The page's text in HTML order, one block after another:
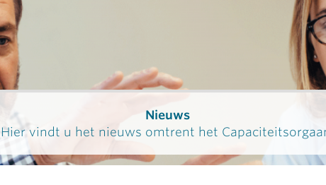
Nieuws
Hier vindt u het nieuws omtrent het